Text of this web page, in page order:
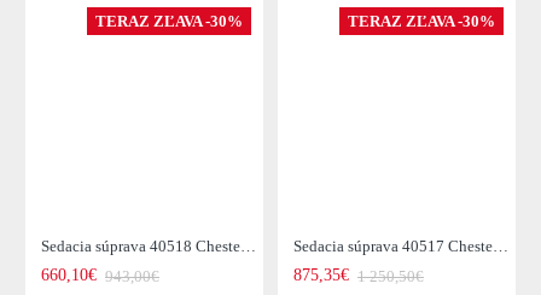
TERAZ ZĽAVA -30%
Sedacia súprava 40518 Chesterfield 2-sedenie Vintage Šedá Taupe
660,10€ 943,00€
TERAZ ZĽAVA -30%
Sedacia súprava 40517 Chesterfield 3-sedenie Vintage Šedá Taupe
875,35€ 1 250,50€